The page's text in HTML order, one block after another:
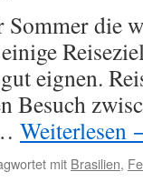
die
eignen.
Besuch
Weiterlesen
mit Brasilien,